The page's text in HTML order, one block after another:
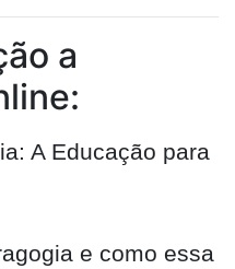
a
A Educação para
e como essa